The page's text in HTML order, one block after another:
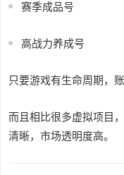
赛季成品号
高战力养成号
只要游戏有生命周期，
而且相比很多虚拟项目
清晰，市场透明度高。